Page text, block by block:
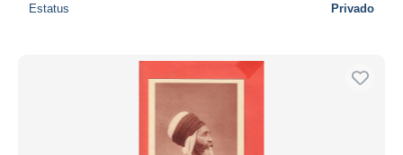
Estatus Privado